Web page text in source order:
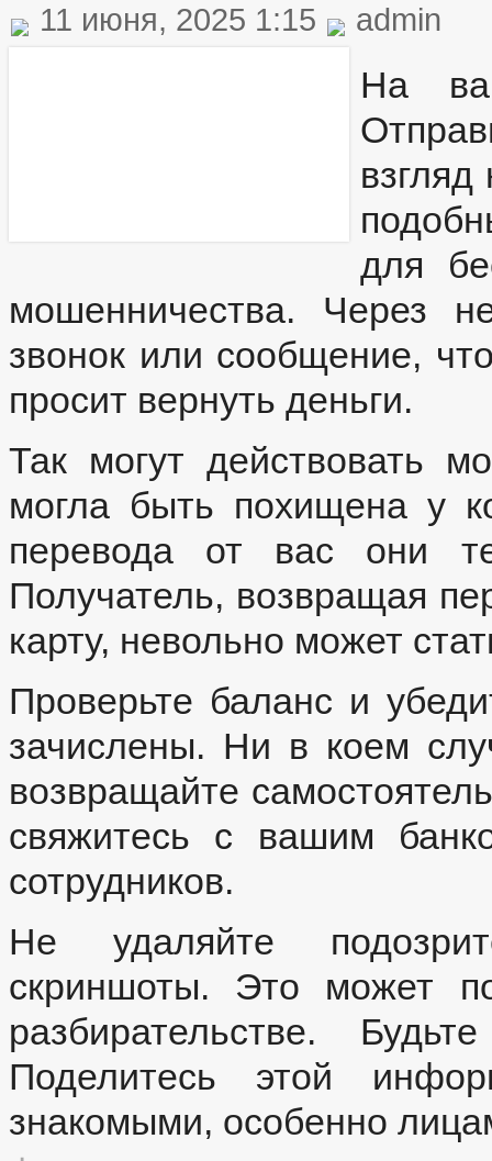
11 июня, 2025 1:15 admin
На
для
мошенничества. Через
звонок или сообщение,
просит вернуть деньги.
Так могут действовать
могла быть похищена у
перевода от вас они
Получатель, возвращая
карту, невольно может
Проверьте баланс и
зачислены. Ни в коем
возвращайте
свяжитесь с вашим
сотрудников.
Не удаляйте
скриншоты. Это может
разбирательстве.
Поделитесь этой
знакомыми, особенно